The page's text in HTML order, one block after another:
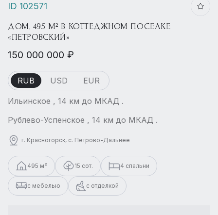
ID 102571
ДОМ, 495 М² В КОТТЕДЖНОМ ПОСЕЛКЕ
«ПЕТРОВСКИЙ»
150 000 000 ₽
RUB USD EUR
Ильинское , 14 км до МКАД .
Рублево-Успенское , 14 км до МКАД .
г. Красногорск, с. Петрово-Дальнее
495 м² 15 сот. 4 спальни
с мебелью с отделкой